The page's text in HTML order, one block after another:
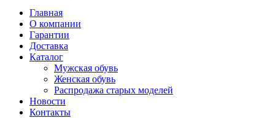
Главная
О компании
Гарантии
Доставка
Каталог
Мужская обувь
Женская обувь
Распродажа старых моделей
Новости
Контакты